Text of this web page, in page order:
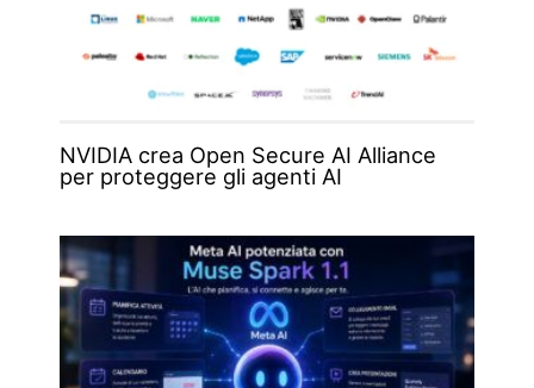
NVIDIA crea Open Secure AI Alliance
per proteggere gli agenti AI